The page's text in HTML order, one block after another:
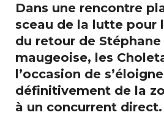
Dans une rencontre
sceau de la lutte pour
du retour de
maugeoise, les
l’occasion de
définitivement de la
à un concurrent